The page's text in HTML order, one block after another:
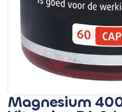
Magnesium